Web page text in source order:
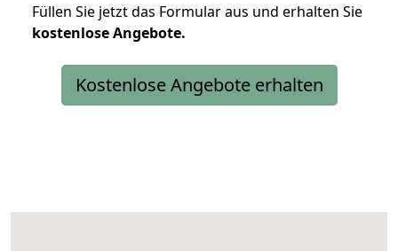
Füllen Sie jetzt das Formular aus und erhalten Sie
kostenloseAngebote.
Kostenlose Angebote erhalten